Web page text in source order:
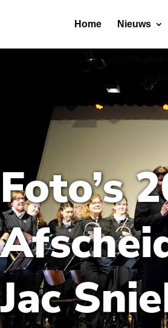
Home Nieuws
Foto’s
Jac